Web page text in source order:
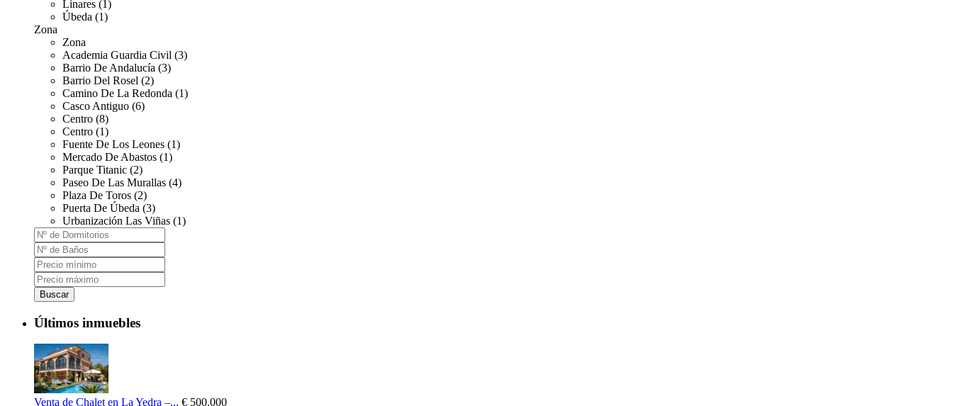
Linares (1)
Úbeda (1)
Zona
Zona
Academia Guardia Civil (3)
Barrio De Andalucía (3)
Barrio Del Rosel (2)
Camino De La Redonda (1)
Casco Antiguo (6)
Centro (8)
Centro (1)
Fuente De Los Leones (1)
Mercado De Abastos (1)
Parque Titanic (2)
Paseo De Las Murallas (4)
Plaza De Toros (2)
Puerta De Úbeda (3)
Urbanización Las Viñas (1)
Buscar
Últimos inmuebles
Venta de Chalet en La Yedra –... € 500.000